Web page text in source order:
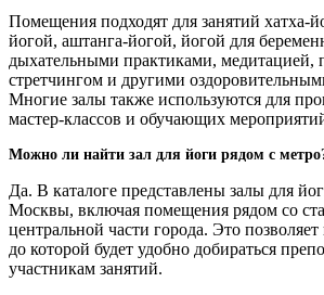
Помещения подходят для занятий хатха-
йогой, аштанга-йогой, йогой для
дыхательными практиками, медитацией,
стретчингом и другими
Многие залы также используются для
мастер-классов и обучающих
Можно ли найти зал для йоги рядом с
Да. В каталоге представлены залы для
Москвы, включая помещения рядом со
центральной части города. Это
до которой будет удобно добираться
участникам занятий.